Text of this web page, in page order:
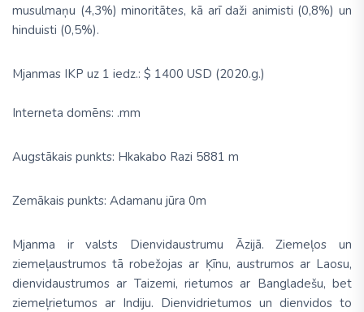
musulmaņu (4,3%) minoritātes, kā arī daži animisti (0,8%) un
hinduisti (0,5%).
Mjanmas IKP uz 1 iedz.: $ 1400 USD (2020.g.)
Interneta domēns: .mm
Augstākais punkts: Hkakabo Razi 5881 m
Zemākais punkts: Adamanu jūra 0m
Mjanma ir valsts Dienvidaustrumu Āzijā. Ziemeļos un
ziemeļaustrumos tā robežojas ar Ķīnu, austrumos ar Laosu,
dienvidaustrumos ar Taizemi, rietumos ar Bangladešu, bet
ziemeļrietumos ar Indiju. Dienvidrietumos un dienvidos to